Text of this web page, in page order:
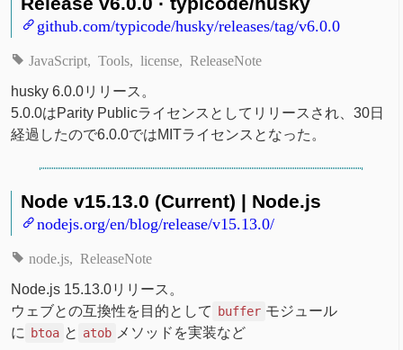
github.com/typicode/husky/releases/tag/v6.0.0
JavaScript Tools license ReleaseNote
husky 6.0.0リリース。
5.0.0はParity Publicライセンスとしてリリースされ、30日
経過したので6.0.0ではMITライセンスとなった。
Node v15.13.0 (Current) | Node.js
nodejs.org/en/blog/release/v15.13.0/
node.js ReleaseNote
Node.js 15.13.0リリース。
ウェブとの互換性を目的として
buffer モジュール
に
btoa と atob メソッドを実装など